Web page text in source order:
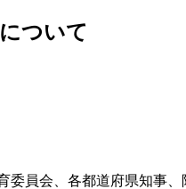
ついて
委員会、各都道府県知事